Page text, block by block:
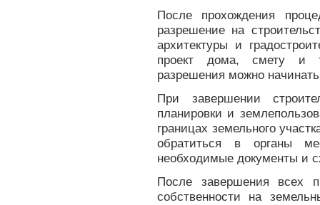
После прохождения
разрешение на
архитектуры и
проект дома, смету и
разрешения можно
При завершении
планировки и
границах земельного
обратиться в органы
необходимые документы и
После завершения всех
собственности на